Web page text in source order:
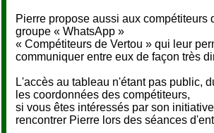
Pierre propose aussi aux compétiteurs
groupe « WhatsApp »
« Compétiteurs de Vertou » qui leur
communiquer entre eux de façon très
L'accès au tableau n'étant pas public,
les coordonnées des compétiteurs,
si vous êtes intéressés par son
rencontrer Pierre lors des séances